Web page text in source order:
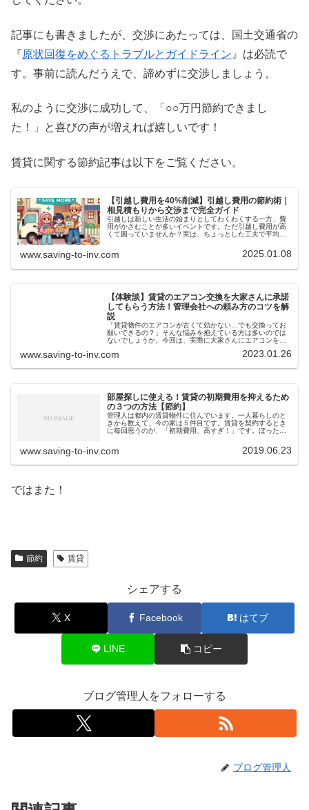
記事にも書きましたが、交渉にあたっては、国土交通省の
『原状回復をめぐるトラブルとガイドライン 』は必読で
す。事前に読んだうえで、諦めずに交渉しましょう。
私のように交渉に成功して、「○○万円節約できまし
た！」と喜びの声が増えれば嬉しいです！
賃貸に関する節約記事は以下をご覧ください。
【引越し費用を40%削減】引越し費用の節約術｜
相見積もりから交渉まで完全ガイド
引越しは新しい生活の始まりとしてわくわくする一方、費
用がかさむことが多いイベントです。ただ引越し費用が高
くて困っていませんか？実は、ちょっとした工夫で平均
www.saving-to-inv.com 2025.01.08
【体験談】賃貸のエアコン交換を大家さんに承諾
してもらう方法！管理会社への頼み方のコツを解
説
「賃貸物件のエアコンが古くて効かない…でも交換ってお
願いできるの？」そんな悩みを抱えている方は多いのでは
ないでしょうか。今回は、実際に大家さんにエアコンを交
的には、管理会社への相談の仕方か...
www.saving-to-inv.com 2023.01.26
部屋探しに使える！賃貸の初期費用を抑えるため
の３つの方法【節約】
管理人は都内の賃貸物件に住んでいます。一人暮らしのと
きから数えて、今の家は５件目です。賃貸を契約するとき
に毎回思うのが、「初期費用、高すぎ！」です。ぼったく
www.saving-to-inv.com 2019.06.23
ではまた！
節約 賃貸
シェアする
X Facebook はてブ
LINE コピー
ブログ管理人をフォローする
ブログ管理人